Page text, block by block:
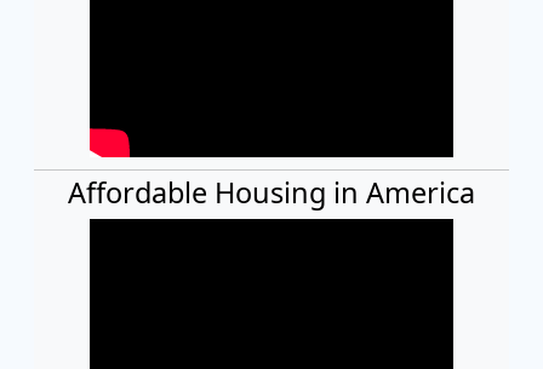
Affordable Housing in America